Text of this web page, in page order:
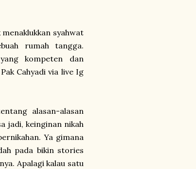
syahwat
rumah tangga.
kompeten dan
Cahyadi via live Ig
alasan-alasan
jadi, keinginan nikah
Ya gimana
pada bikin stories
Apalagi kalau satu